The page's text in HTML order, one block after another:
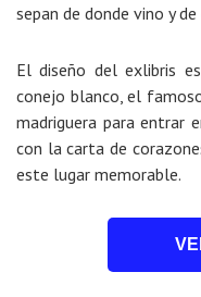
sepan de donde vino y
El diseño del exlibris
conejo blanco, el
madriguera para entrar
con la carta de
este lugar memorable.